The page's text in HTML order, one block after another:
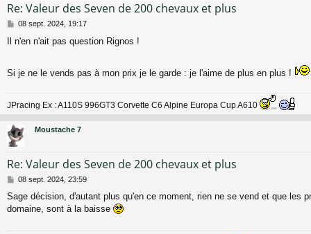
Re: Valeur des Seven de 200 chevaux et plus
M
s
08 sept. 2024, 19:17
Il n'en n'ait pas question Rignos !
Si je ne le vends pas à mon prix je le garde : je l'aime de plus en plus !
JPracing Ex : A110S 996GT3 Corvette C6 Alpine Europa Cup A610
Moustache 7
Re: Valeur des Seven de 200 chevaux et plus
M
s
s
08 sept. 2024, 23:59
Sage décision, d'autant plus qu'en ce moment, rien ne se vend et que les
domaine, sont à la baisse